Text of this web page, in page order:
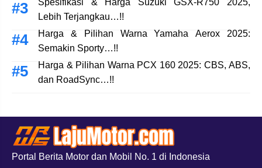
Spesifikasi & Harga Suzuki GSX-R750 2025,
Lebih Terjangkau…!!
Harga & Pilihan Warna Yamaha Aerox 2025:
Semakin Sporty…!!
Harga & Pilihan Warna PCX 160 2025: CBS, ABS,
dan RoadSync…!!
Portal Berita Motor dan Mobil No. 1 di Indonesia